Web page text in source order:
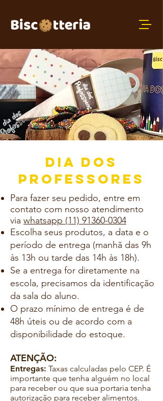
DIA DOS
PROFESSORES
Para fazer seu pedido, entre em
contato com nosso atendimento
via whatsapp (11) 91360-0304
Escolha seus produtos, a data e o
período de entrega (manhã das 9h
às 13h ou tarde das 14h às 18h).
Se a entrega for diretamente na
escola, precisamos da identificação
da sala do aluno.
O prazo mínimo de entrega é de
48h úteis ou de acordo com a
disponibilidade do estoque.
ATENÇÃO:
Entregas: Taxas calculadas pelo CEP. É
importante que tenha alguém no local
para receber ou que sua portaria tenha
autorização para receber alimentos.